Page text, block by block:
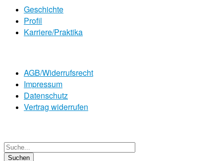
Geschichte
Profil
Karriere/Praktika
AGB/Widerrufsrecht
Impressum
Datenschutz
Vertrag widerrufen